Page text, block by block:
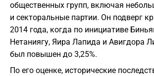
общественных групп, включая
и секторальные партии. Он подверг
2014 года, когда по инициативе
Нетаниягу, Яира Лапида и Авигдора
был повышен до 3,25%.
По его оценке, исторические